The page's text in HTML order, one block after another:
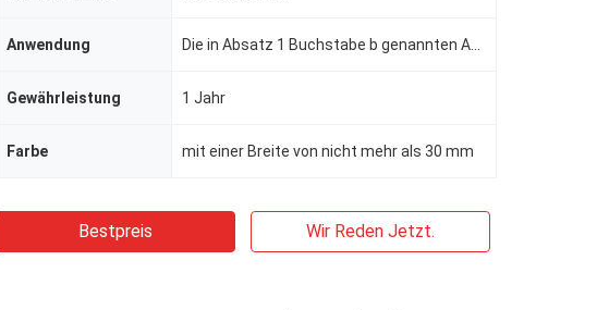
Anwendung
Gewährleistung 1 Jahr
Farbe mit einer Breite von nicht mehr als 30 mm
Bestpreis Wir Reden Jetzt.